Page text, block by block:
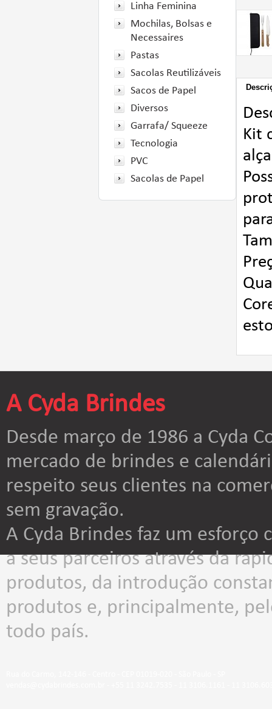
Linha Feminina
Mochilas, Bolsas e
Necessaires
Pastas
Sacolas Reutilizáveis
Sacos de Papel
Diversos
Garrafa/ Squeeze
Tecnologia
PVC
Sacolas de Papel
Kit
A Cyda Brindes
Desde março de 1986 a Cyda
mercado de brindes e
respeito seus clientes na
sem gravação.
A Cyda Brindes faz um
a seus parceiros através da
produtos, da introdução
produtos e, principalmente,
todo país.